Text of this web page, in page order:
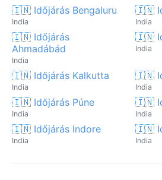
🇮🇳 Időjárás Bengaluru
India
🇮🇳
India
🇮🇳 Időjárás
Ahmadábád
India
🇮🇳
India
🇮🇳 Időjárás Kalkutta
India
🇮🇳
India
🇮🇳 Időjárás Púne
India
🇮🇳
India
🇮🇳 Időjárás Indore
India
🇮🇳
India